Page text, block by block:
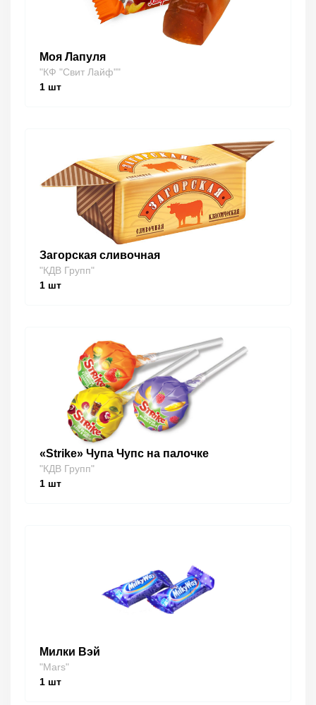
Моя Лапуля
"КФ "Свит Лайф""
1 шт
Загорская сливочная
"КДВ Групп"
1 шт
«Strike» Чупа Чупс на палочке
"КДВ Групп"
1 шт
Милки Вэй
"Mars"
1 шт